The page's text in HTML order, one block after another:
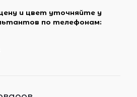
и цвет уточняйте у
по телефонам: